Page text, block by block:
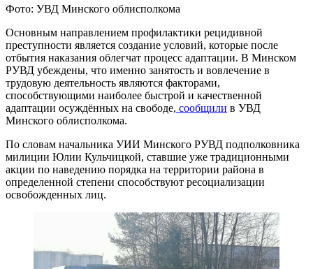
Фото: УВД Минского облисполкома
Основным направлением профилактики рецидивной
преступности является создание условий, которые после
отбытия наказания облегчат процесс адаптации. В Минском
РУВД убеждены, что именно занятость и вовлечение в
трудовую деятельность являются факторами,
способствующими наиболее быстрой и качественной
адаптации осуждённых на свободе, сообщили в УВД
Минского облисполкома.
По словам начальника УИИ Минского РУВД подполковника
милиции Юлии Кульчицкой, ставшие уже традиционными
акции по наведению порядка на территории района в
определенной степени способствуют ресоциализации
освобожденных лиц.